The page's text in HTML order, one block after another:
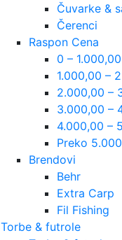
Čuvarke &
Čerenci
Raspon Cena
0 –
1.000,00 –
2.000,00 –
3.000,00 –
4.000,00 –
Preko
Brendovi
Behr
Extra Carp
Fil Fishing
Torbe & futrole